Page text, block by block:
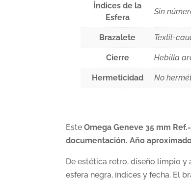
Índices de la
Esfera
Sin
Brazalete Textil-
Cierre Hebilla
Hermeticidad No
Este Omega Geneve 35 mm
documentación. Año
De estética retro, diseño limpio
esfera negra, índices y fecha. El